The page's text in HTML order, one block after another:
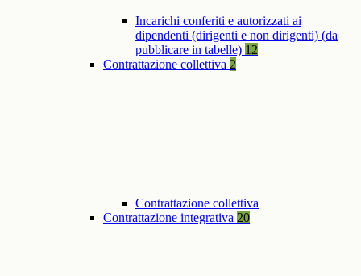
Incarichi conferiti e autorizzati ai
dipendenti (dirigenti e non dirigenti) (da
pubblicare in tabelle) 12
Contrattazione collettiva 2
Contrattazione collettiva
Contrattazione integrativa 20